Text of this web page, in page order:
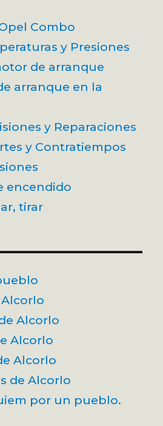
Combo
y Presiones
de arranque
arranque en la
y Reparaciones
y Contratiempos
encendido
tirar
Alcorlo
Alcorlo
Alcorlo
Alcorlo
de Alcorlo
por un pueblo.